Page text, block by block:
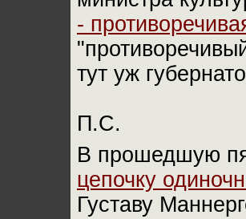
-
тут уж
П.С.
В прошедшую
цепочку
Густаву